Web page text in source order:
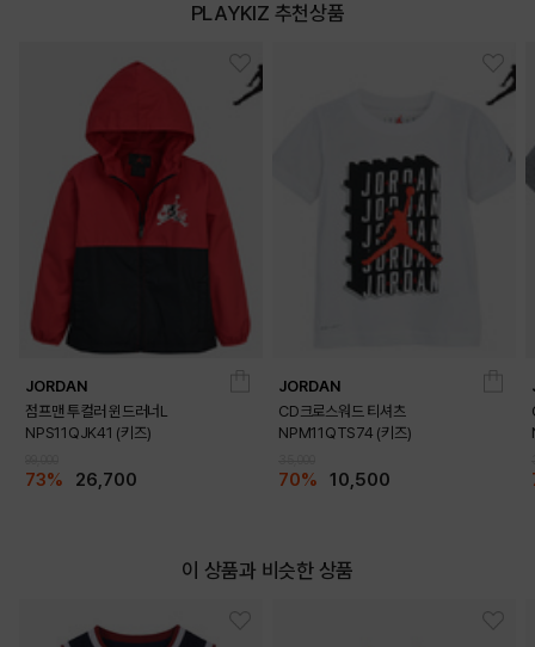
PLAYKIZ 추천상품
JORDAN
점프맨 투컬러 윈드러너L
NPS11QJK41 (키즈)
73% 26,700
JORDAN
CD크로스워드 티셔츠
NPM11QTS74 (키즈)
70% 10,500
이 상품과 비슷한 상품